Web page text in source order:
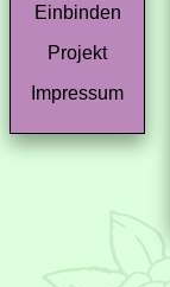
Einbinden
Projekt
Impressum